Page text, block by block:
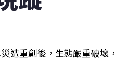
遭重創後，生態嚴重破壞